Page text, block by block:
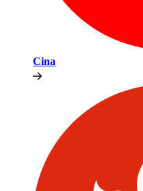
Cina​​